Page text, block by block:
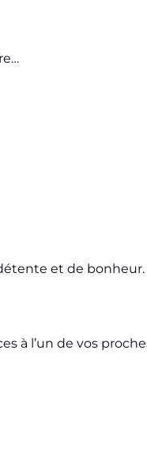
et de bonheur.
à l’un de vos